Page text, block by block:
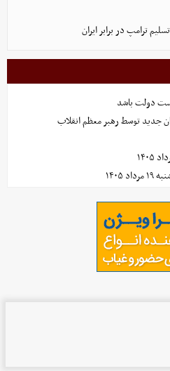
ترامپ در برابر ایران
دولت باشد
جدید توسط رهبر معظم انقلاب
۱۴۰۵